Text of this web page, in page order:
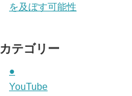
を及ぼす可能性
カテゴリー
●
YouTube